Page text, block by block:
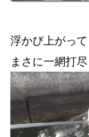
浮かび上がっ
まさに一網打尽